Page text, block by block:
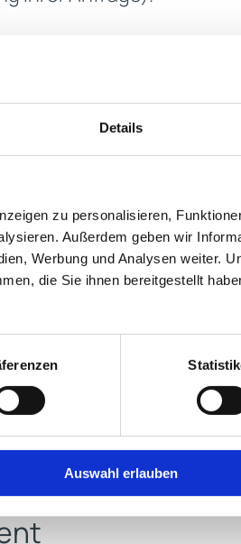
Details
zu personalisieren,
Außerdem geben wir
Werbung und Analysen weiter.
die Sie ihnen bereitgestellt
Auswahl erlauben
Nutzung der Website.
um unser
Daten verarbeitet
und ohne Cookies
6 Abs. 1 lit. f DSGVO.